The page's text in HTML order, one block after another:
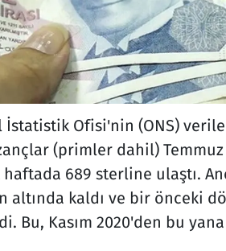
İstatistik Ofisi'nin (ONS)
(primler dahil) Temmuz
689 sterline ulaştı.
kaldı ve bir önceki
Bu, Kasım 2020'den bu